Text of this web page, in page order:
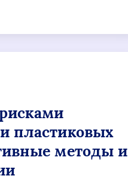
пластиковых
методы и